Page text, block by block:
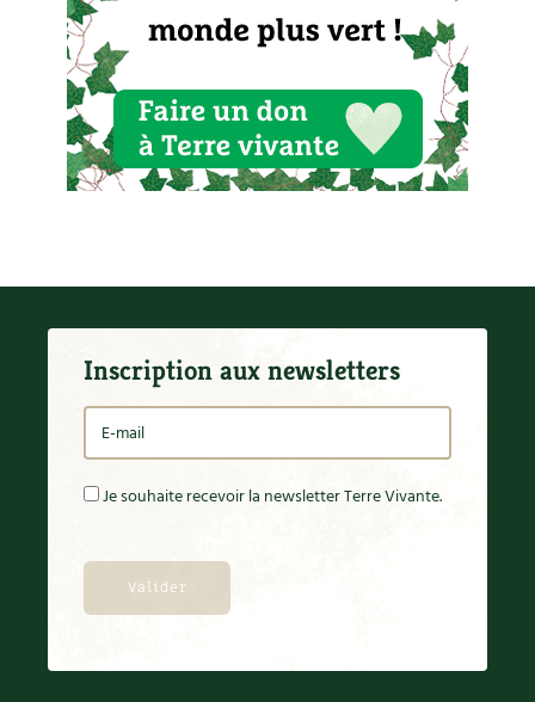
Inscription aux newsletters
Je souhaite recevoir la newsletter Terre Vivante.